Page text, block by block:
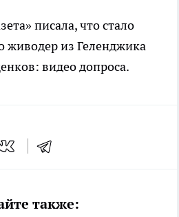
писала, что стало
живодер из Геленджика
видео допроса.
также: